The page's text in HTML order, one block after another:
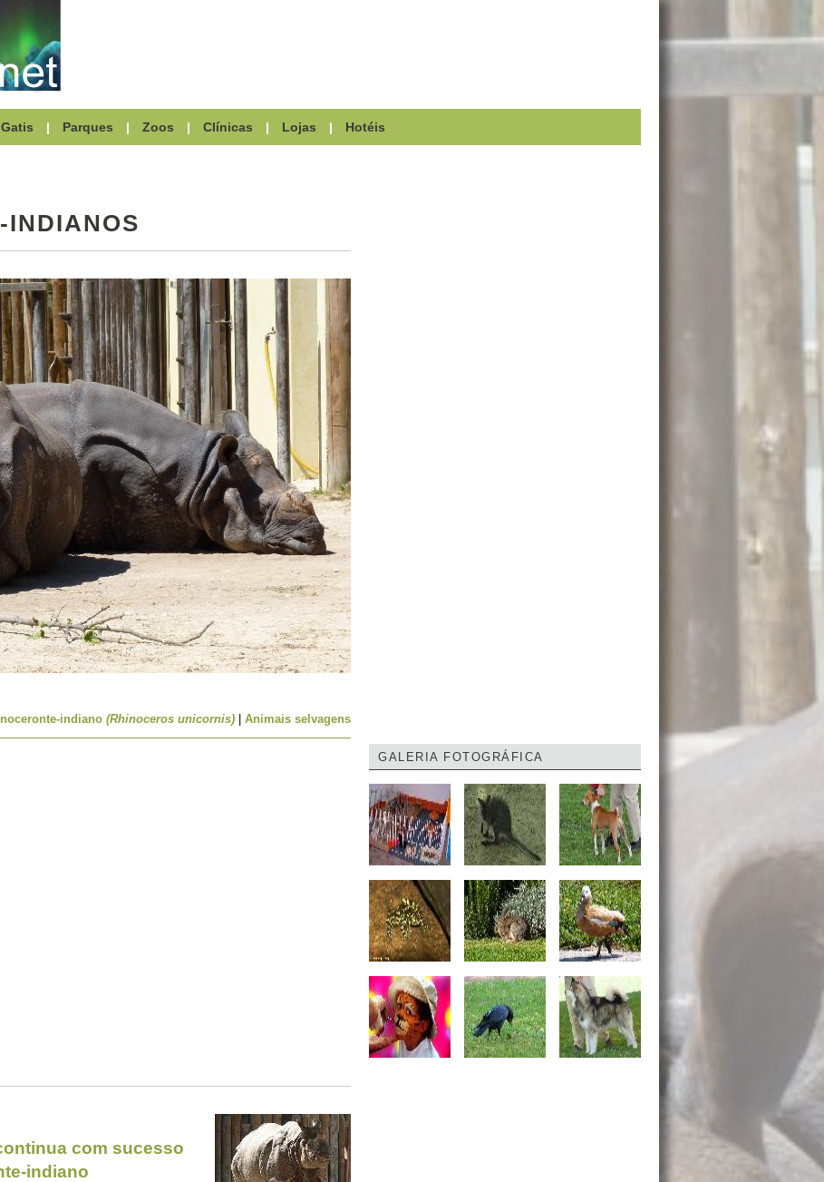
| Parques | Zoos | Clínicas | Lojas | Hotéis
INDIANOS
indiano (Rhinoceros unicornis) Animais selvagens
com sucesso
indiano
GALERIA FOTOGRÁFICA